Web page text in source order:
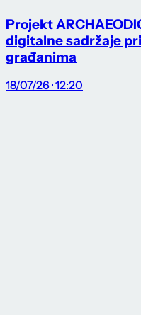
Projekt
digitalne sadržaje
građanima
18/07/26 · 12:20